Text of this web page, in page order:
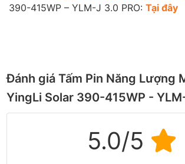
390-415WP – YLM-J 3.0 PRO: Tại đây
Đánh giá Tấm Pin Năng Lượng
YingLi Solar 390-415WP -
5.0/5